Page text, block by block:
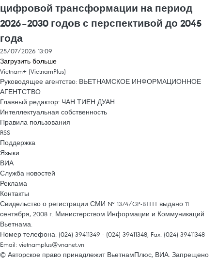
цифровой трансформации на период
2026–2030 годов с перспективой до 2045
года
25/07/2026 13:09
Загрузить больше
Vietnam+ (VietnamPlus)
Руководящее агентство: ВЬЕТНАМСКОЕ ИНФОРМАЦИОННОЕ
АГЕНТСТВО
Главный редактор: ЧАН ТИЕН ДУАН
Интеллектуальная собственность
Правила пользования
RSS
Поддержка
Языки
ВИА
Служба новостей
Реклама
Контакты
Свидельство о регистрации СМИ № 1374/GP-BTTTT выдано 11
сентября, 2008 г. Министерством Информации и Коммуникаций
Вьетнама.
Номер телефона: (024) 39411349 - (024) 39411348, Fax: (024) 39411348
Email: vietnamplus@vnanet.vn
© Авторское право принадлежит ВьетнамПлюс, ВИА. Запрещено